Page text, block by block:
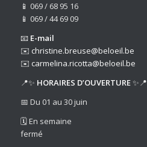
📱 069 / 68 95 16
📱 069 / 44 69 09
📧 E-mail
✉️ christine.breuse@beloeil.be
✉️ carmelina.ricotta@beloeil.be
📍✨ HORAIRES D’OUVERTURE✨📍
📅 Du 01 au 30 juin
🗓️ En semaine
fermé